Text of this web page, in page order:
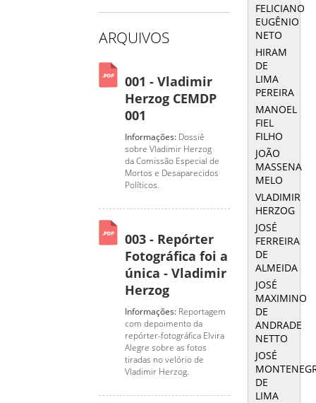
ARQUIVOS
001 - Vladimir
Herzog CEMDP
001
Informações: Dossiê
sobre Vladimir Herzog
da Comissão Especial de
Mortos e Desaparecidos
Políticos.
003 - Repórter
Fotográfica foi a
única - Vladimir
Herzog
Informações: Reportagem
com depoimento da
repórter-fotográfica Elvira
Alegre sobre as fotos
tiradas no velório de
Vladimir Herzog.
FELICIANO
EUGÊNIO
NETO
HIRAM
DE
LIMA
PEREIRA
MANOEL
FIEL
FILHO
JOÃO
MASSENA
MELO
VLADIMIR
HERZOG
JOSÉ
FERREIRA
DE
ALMEIDA
JOSÉ
MAXIMINO
DE
ANDRADE
NETTO
JOSÉ
DE
LIMA